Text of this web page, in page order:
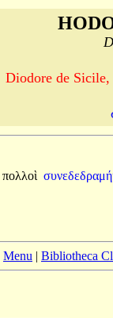
Diodore de
πολλοὶ
Menu | Bibliotheca